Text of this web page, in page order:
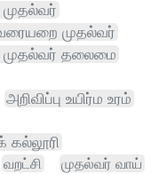
முதல்வர்
முதல்வர் தலைமை
அறிவிப்பு உயிர்ம உரம்
கல்லூரி
வறட்சி
முதல்வர் வாய்